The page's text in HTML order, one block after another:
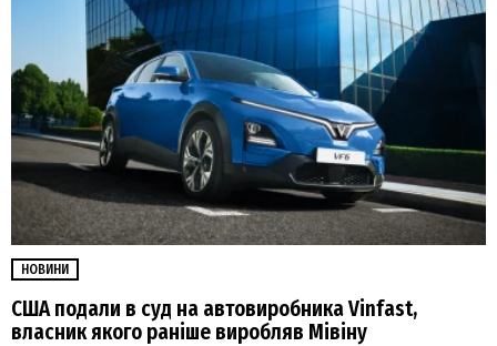
НОВИНИ
США подали в суд на автовиробника Vinfast,
власник якого раніше виробляв Мівіну